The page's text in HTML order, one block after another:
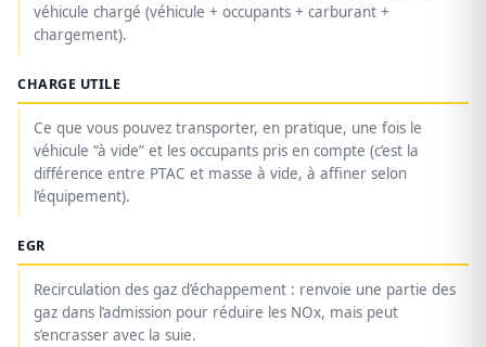
véhicule chargé (véhicule + occupants + carburant +
chargement).
CHARGE UTILE
Ce que vous pouvez transporter, en pratique, une fois le
véhicule “à vide” et les occupants pris en compte (c’est la
différence entre PTAC et masse à vide, à affiner selon
l’équipement).
EGR
Recirculation des gaz d’échappement : renvoie une partie des
gaz dans l’admission pour réduire les NOx, mais peut
s’encrasser avec la suie.